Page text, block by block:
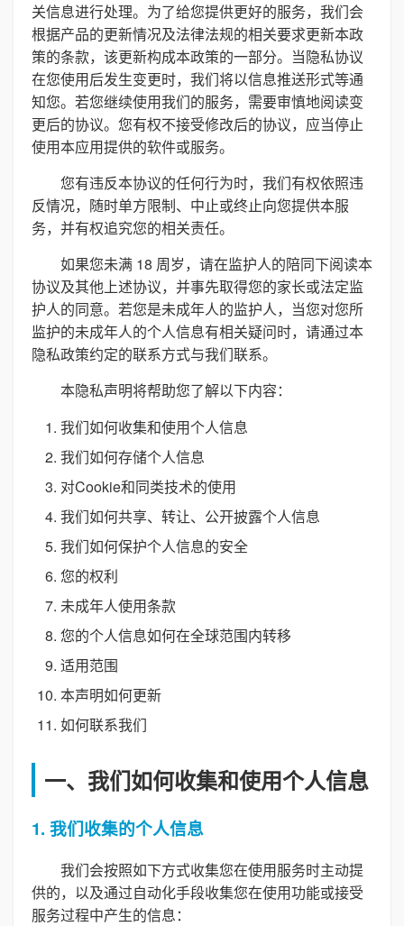
关信息进行处理。为了给您提供更好的服务，我们会
根据产品的更新情况及法律法规的相关要求更新本政
策的条款，该更新构成本政策的一部分。当隐私协议
在您使用后发生变更时，我们将以信息推送形式等通
知您。若您继续使用我们的服务，需要审慎地阅读变
更后的协议。您有权不接受修改后的协议，应当停止
使用本应用提供的软件或服务。
您有违反本协议的任何行为时，我们有权依照违
反情况，随时单方限制、中止或终止向您提供本服
务，并有权追究您的相关责任。
如果您未满 18 周岁，请在监护人的陪同下阅读本
协议及其他上述协议，并事先取得您的家长或法定监
护人的同意。若您是未成年人的监护人，当您对您所
监护的未成年人的个人信息有相关疑问时，请通过本
隐私政策约定的联系方式与我们联系。
本隐私声明将帮助您了解以下内容：
我们如何收集和使用个人信息
我们如何存储个人信息
对Cookie和同类技术的使用
我们如何共享、转让、公开披露个人信息
我们如何保护个人信息的安全
您的权利
未成年人使用条款
您的个人信息如何在全球范围内转移
适用范围
本声明如何更新
如何联系我们
一、我们如何收集和使用个人信息
1. 我们收集的个人信息
我们会按照如下方式收集您在使用服务时主动提
供的，以及通过自动化手段收集您在使用功能或接受
服务过程中产生的信息：